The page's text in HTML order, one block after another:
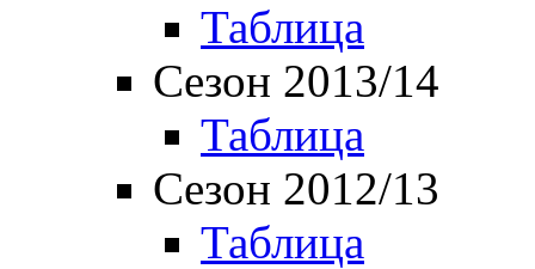
Таблица
Сезон 2013/14
Таблица
Сезон 2012/13
Таблица